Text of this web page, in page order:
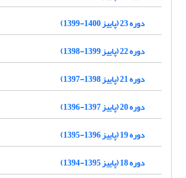
دوره 23 (پاییز 1400-1399)
دوره 22 (پاییز 1399-1398)
دوره 21 (پاییز 1398-1397)
دوره 20 (پاییز 1397-1396)
دوره 19 (پاییز 1396-1395)
دوره 18 (پاییز 1395-1394)